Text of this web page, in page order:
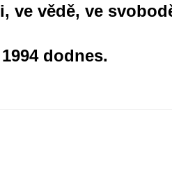
ve vědě, ve
dodnes.